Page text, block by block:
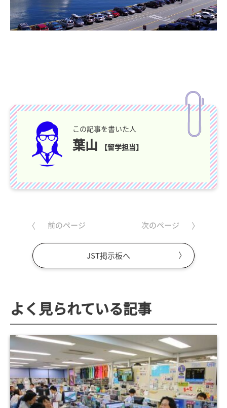
この記事を書いた人
葉山 【留学担当】
前のページ
JST掲示板へ
次のページ
よく見られている記事